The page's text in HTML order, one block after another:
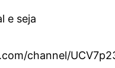
e seja
channel/